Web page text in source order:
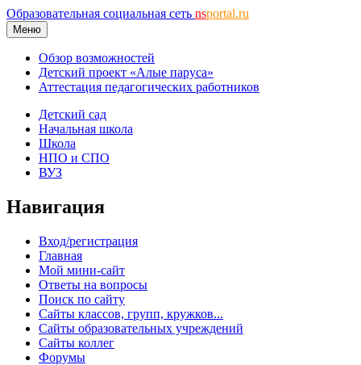
Образовательная социальная сеть nsportal.ru
Меню
Обзор возможностей
Детский проект «Алые паруса»
Аттестация педагогических работников
Детский сад
Начальная школа
Школа
НПО и СПО
ВУЗ
Навигация
Вход/регистрация
Главная
Мой мини-сайт
Ответы на вопросы
Поиск по сайту
Сайты классов, групп, кружков...
Сайты образовательных учреждений
Сайты коллег
Форумы